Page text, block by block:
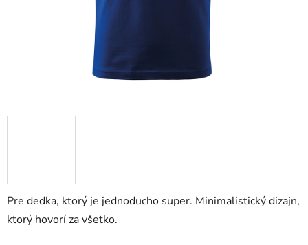
Pre dedka, ktorý je jednoducho super. Minimalistický dizajn,
ktorý hovorí za všetko.